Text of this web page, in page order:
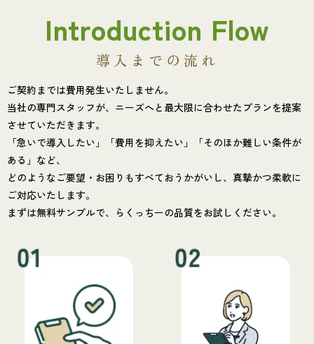
Introduction Flow
導入までの流れ
ご契約までは費用発生いたしません。
当社の専門スタッフが、ニーズへと最大限に合わせたプランを提案
させていただきます。
「急いで導入したい」「費用を抑えたい」「そのほか難しい条件が
ある」など、
どのようなご要望・お困りもすべておうかがいし、真摯かつ柔軟に
ご対応いたします。
まずは無料サンプルで、らくっちーの品質をお試しください。